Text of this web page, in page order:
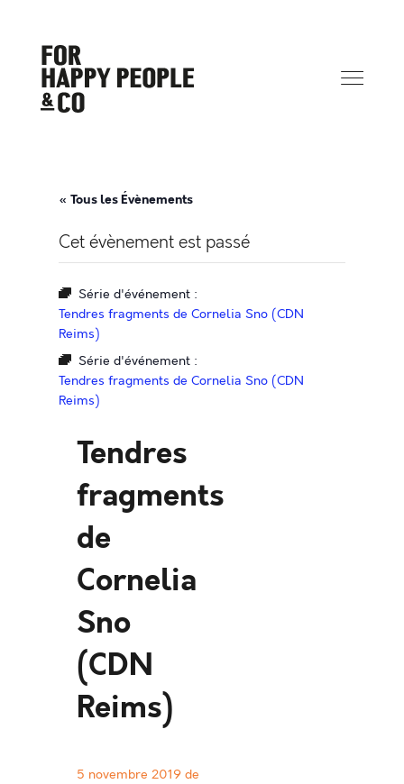
« Tous les Évènements
Cet évènement est passé
Série d'événement :
Tendres fragments de Cornelia Sno (CDN
Reims)
Série d'événement :
Tendres fragments de Cornelia Sno (CDN
Reims)
Tendres
fragments
de
Cornelia
Sno
(CDN
Reims)
5 novembre 2019 de